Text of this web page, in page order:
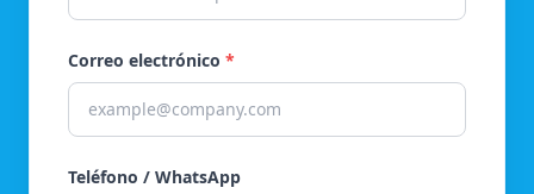
Correo electrónico *
Teléfono / WhatsApp